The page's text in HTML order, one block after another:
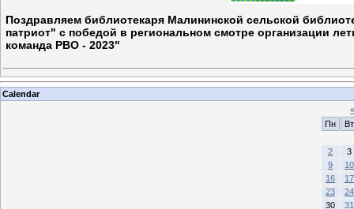
Поздравляем библиотекаря Малининской сельской
патриот" с победой в региональном смотре организации
команда РВО - 2023"
Calendar
«
Пн
Вт
2
3
9
10
16
17
23
24
30
31